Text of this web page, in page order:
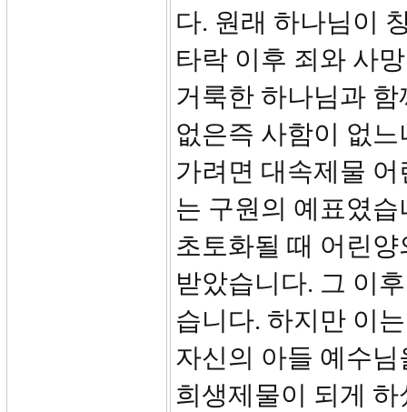
다. 원래 하나님이
타락 이후 죄와 사
거룩한 하나님과
없은즉 사함이 없
가려면 대속제물
는 구원의 예표였
초토화될 때 어린
받았습니다. 그 이
습니다. 하지만 이
자신의 아들 예수
희생제물이 되게